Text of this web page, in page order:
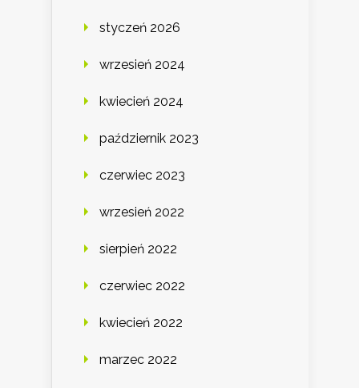
styczeń 2026
wrzesień 2024
kwiecień 2024
październik 2023
czerwiec 2023
wrzesień 2022
sierpień 2022
czerwiec 2022
kwiecień 2022
marzec 2022